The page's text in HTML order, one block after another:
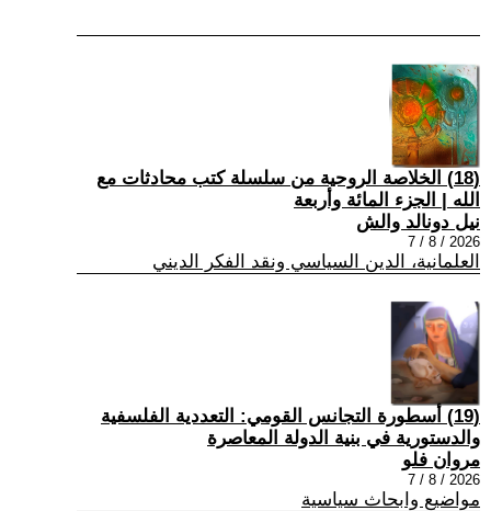
(18) الخلاصة الروحية من سلسلة كتب محادثات مع
الله | الجزء المائة وأربعة
نيل دونالد والش
2026 / 8 / 7
العلمانية، الدين السياسي ونقد الفكر الديني
(19) أسطورة التجانس القومي: التعددية الفلسفية
والدستورية في بنية الدولة المعاصرة
مروان فلو
2026 / 8 / 7
مواضيع وابحاث سياسية